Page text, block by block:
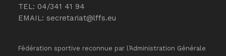
TEL: 04/341 41 94
EMAIL: secretariat@lffs.eu
Fédération sportive reconnue par l’Administration Générale